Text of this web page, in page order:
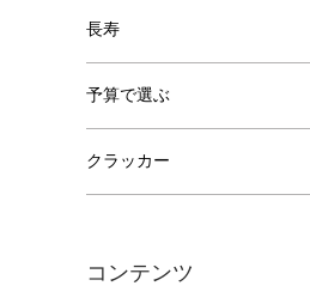
長寿
予算で選ぶ
クラッカー
コンテンツ